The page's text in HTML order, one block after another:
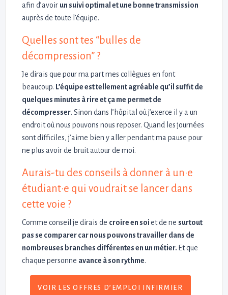
afin d’avoir un suivi optimal et une bonne transmission
auprès de toute l’équipe.
Quelles sont tes “bulles de
décompression” ?
Je dirais que pour ma part mes collègues en font
beaucoup. L’équipe est tellement agréable qu’il suffit de
quelques minutes à rire et ça me permet de
décompresser. Sinon dans l’hôpital où j’exerce il y a un
endroit où nous pouvons nous reposer. Quand les journées
sont difficiles, j’aime bien y aller pendant ma pause pour
ne plus avoir de bruit autour de moi.
Aurais-tu des conseils à donner à un·e
étudiant·e qui voudrait se lancer dans
cette voie ?
Comme conseil je dirais de croire en soiet de ne surtout
pas se comparer car nous pouvons travailler dans de
nombreuses branches différentes en un métier. Et que
chaque personne avance à son rythme.
VOIR LES OFFRES D’EMPLOI INFIRMIER